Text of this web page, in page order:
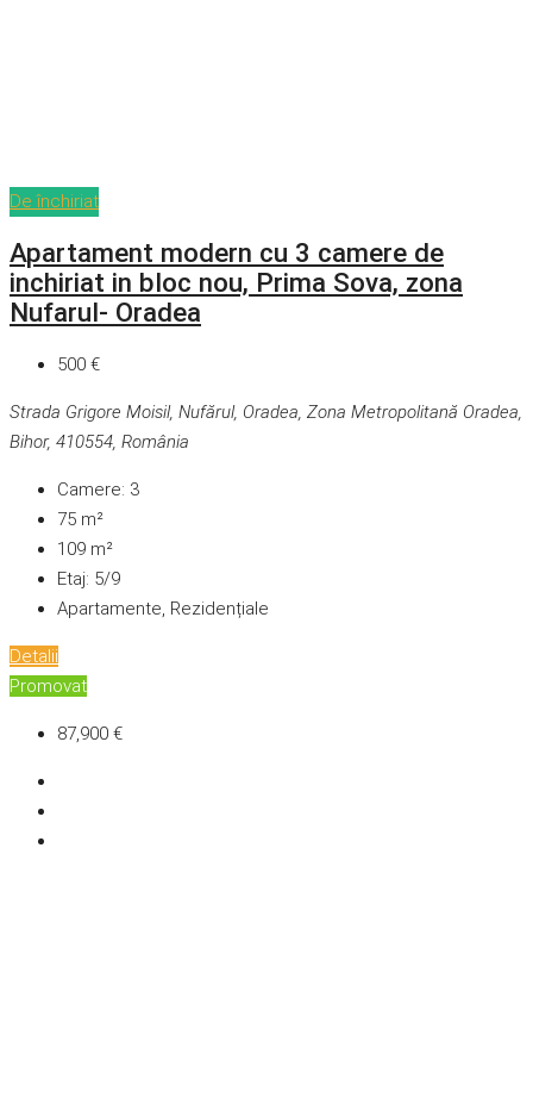
De închiriat
Apartament modern cu 3 camere de
inchiriat in bloc nou, Prima Sova, zona
Nufarul- Oradea
500 €
Strada Grigore Moisil, Nufărul, Oradea, Zona Metropolitană Oradea,
Bihor, 410554, România
Camere: 3
75 m²
109 m²
Etaj: 5/9
Apartamente, Rezidențiale
Detalii
Promovat
87,900 €